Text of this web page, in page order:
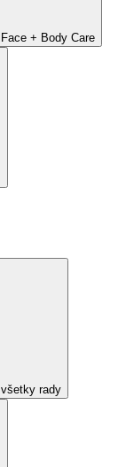
Face + Body Care
všetky rady